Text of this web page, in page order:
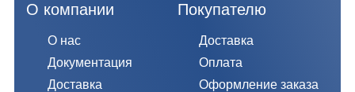
О компании
О нас
Документация
Доставка
Покупателю
Доставка
Оплата
Оформление заказа